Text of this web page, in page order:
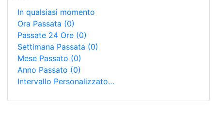
In qualsiasi momento
Ora Passata (0)
Passate 24 Ore (0)
Settimana Passata (0)
Mese Passato (0)
Anno Passato (0)
Intervallo Personalizzato…